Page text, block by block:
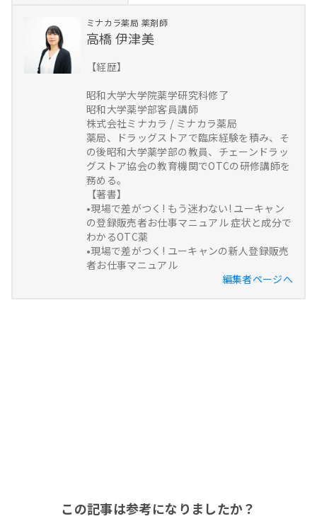
ミナカラ薬局 薬剤師
高橋 伊津美
【経歴】
昭和大学大学院薬学研究科修了
昭和大学薬学部客員講師
株式会社ミナカラ / ミナカラ薬局
薬局、ドラッグストアで臨床経験を積み、そ
の後昭和大学薬学部の教員、チェーンドラッ
グストア協会の教育機関でOTCの研修講師を
務める。
【著書】
•現場で差がつく! もう迷わない! ユーキャン
の登録販売者お仕事マニュアル 症状と成分で
わかるOTC薬
•現場で差がつく! ユーキャンの新人登録販売
者お仕事マニュアル
編集者ページへ
この記事は参考になりましたか？